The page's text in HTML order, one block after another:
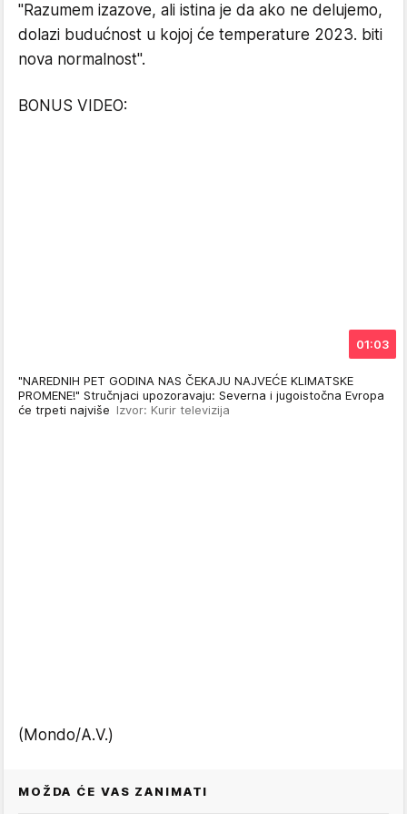
"Razumem izazove, ali istina je da ako ne delujemo,
dolazi budućnost u kojoj će temperature 2023. biti
nova normalnost".
BONUS VIDEO:
01:03
"NAREDNIH PET GODINA NAS ČEKAJU NAJVEĆE KLIMATSKE
PROMENE!" Stručnjaci upozoravaju: Severna i jugoistočna Evropa
će trpeti najviše Izvor: Kurir televizija
(Mondo/A.V.)
MOŽDA ĆE VAS ZANIMATI